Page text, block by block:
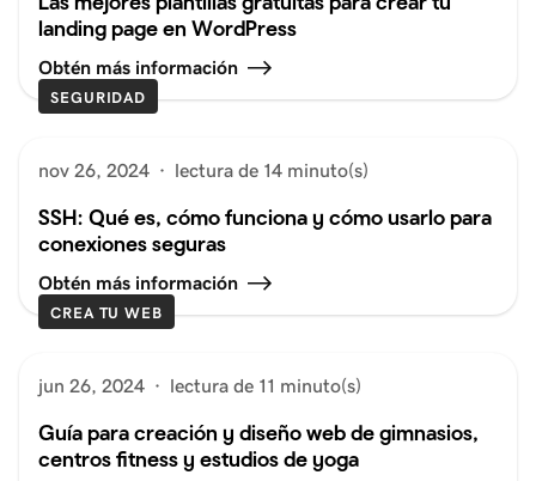
landing page en WordPress
Obtén más información
SEGURIDAD
nov 26, 2024 · lectura de 14 minuto(s)
SSH: Qué es, cómo funciona y cómo usarlo para
conexiones seguras
Obtén más información
CREA TU WEB
jun 26, 2024 · lectura de 11 minuto(s)
Guía para creación y diseño web de gimnasios,
centros fitness y estudios de yoga